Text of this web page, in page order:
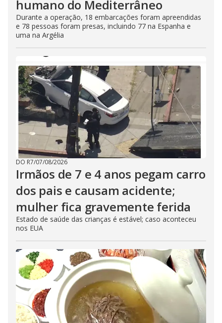
humano do Mediterrâneo
Durante a operação, 18 embarcações foram apreendidas
e 78 pessoas foram presas, incluindo 77 na Espanha e
uma na Argélia
DO R7/07/08/2026
Irmãos de 7 e 4 anos pegam carro
dos pais e causam acidente;
mulher fica gravemente ferida
Estado de saúde das crianças é estável; caso aconteceu
nos EUA